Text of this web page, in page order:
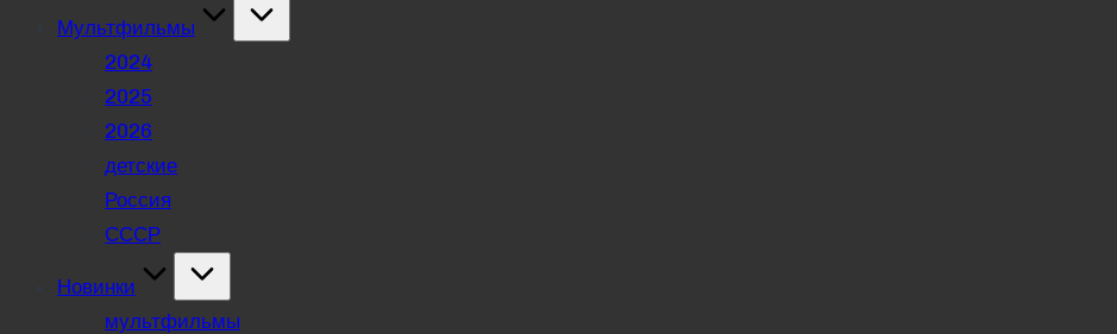
Мультфильмы
2024
2025
2026
детские
Россия
СССР
Новинки
мультфильмы